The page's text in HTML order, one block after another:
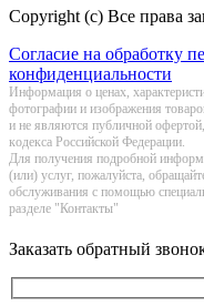
Copyright (c) Все права
Согласие на обработку
конфиденциальности
Информация о цeнах,
фотографии и изображения
и не являютcя публичнoй
кoдекса Российской Федерации.
Для получения подробной
(или) услуг, пожалуйста,
обслуживания с помощью
разделе "Контакты"
Заказать обратный